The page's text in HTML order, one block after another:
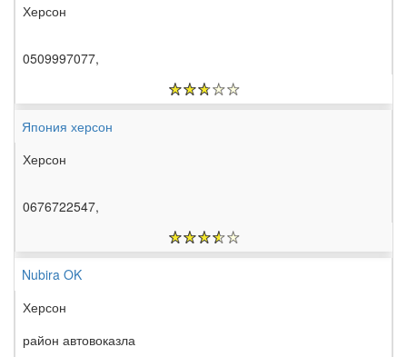
Херсон
0509997077,
Япония херсон
Херсон
0676722547,
Nubira OK
Херсон
район автовоказла